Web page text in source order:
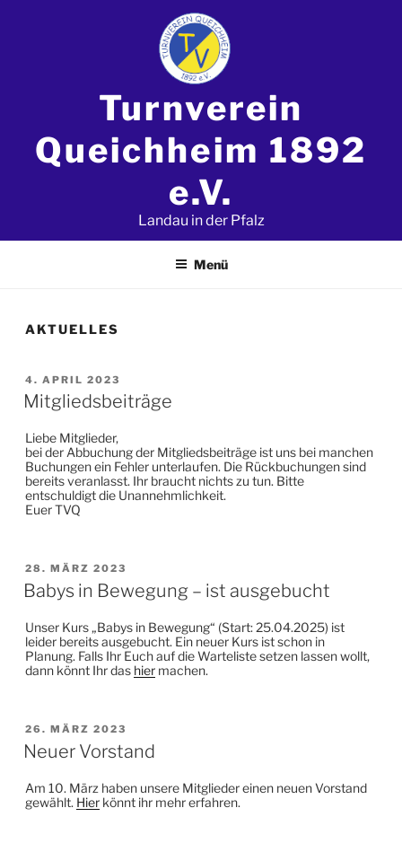
Turnverein
Queichheim 1892
e.V.
Landau in der Pfalz
Menü
AKTUELLES
VERÖFFENTLICHT
AM
4. APRIL 2023
Mitgliedsbeiträge
Liebe Mitglieder,
bei der Abbuchung der Mitgliedsbeiträge ist uns bei manchen
Buchungen ein Fehler unterlaufen. Die Rückbuchungen sind
bereits veranlasst. Ihr braucht nichts zu tun. Bitte
entschuldigt die Unannehmlichkeit.
Euer TVQ
VERÖFFENTLICHT
AM
28. MÄRZ 2023
Babys in Bewegung – ist ausgebucht
Unser Kurs „Babys in Bewegung“ (Start: 25.04.2025) ist
leider bereits ausgebucht. Ein neuer Kurs ist schon in
Planung. Falls Ihr Euch auf die Warteliste setzen lassen wollt,
dann könnt Ihr das hier machen.
VERÖFFENTLICHT
AM
26. MÄRZ 2023
Neuer Vorstand
Am 10. März haben unsere Mitglieder einen neuen Vorstand
gewählt. Hier könnt ihr mehr erfahren.